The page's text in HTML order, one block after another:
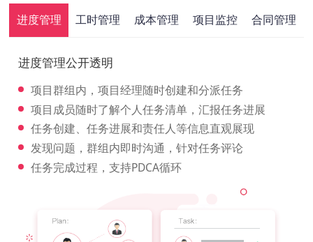
进度管理 工时管理 成本管理 项目监控 合同管理
进度管理公开透明
项目群组内，项目经理随时创建和分派任务
项目成员随时了解个人任务清单，汇报任务进展
任务创建、任务进展和责任人等信息直观展现
发现问题，群组内即时沟通，针对任务评论
任务完成过程，支持PDCA循环